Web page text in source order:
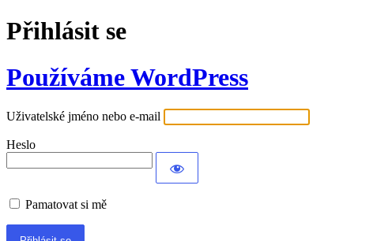
Přihlásit se
Používáme WordPress
Uživatelské jméno nebo e-mail
Heslo
Pamatovat si mě